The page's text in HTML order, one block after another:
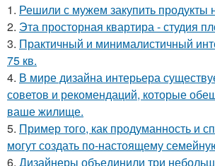
1. Решили с мужем закупить продукты
2. Эта просторная квартира - студия
3. Практичный и минималистичный
75 кв.
4. В мире дизайна интерьера
советов и рекомендаций, которые
ваше жилище.
5. Пример того, как продуманность и
могут создать по-настоящему
6. Дизайнеры объединили три